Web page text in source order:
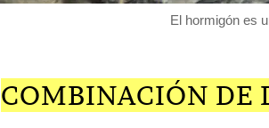
El hormigón es
COMBINACIÓN DE